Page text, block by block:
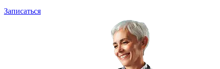
Записаться